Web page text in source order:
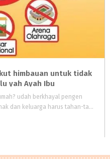
himbauan untuk tidak
yah Ayah Ibu
udah berkhayal pengen
jalan kesana kesini, tapiiii..... demi anak dan keluarga harus tahan-tahan ya Termasuk kalau ke supermarket diusahain banget ngga bawa anak, bahkan kadang sendiri aja biar resikonya makin kecil